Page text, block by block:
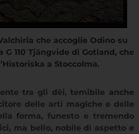
che accoglie Odino su
110 Tjängvide di Gotland, che
a Stoccolma.
tra gli dèi, temibile anche
delle arti magiche e delle
forma, funesto e tremendo
ma bello, nobile di aspetto e